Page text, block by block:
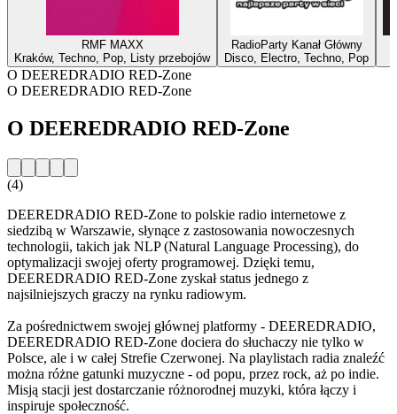
RMF MAXX
Kraków, Techno, Pop, Listy przebojów
RadioParty Kanał Główny
Disco, Electro, Techno, Pop
O DEEREDRADIO RED-Zone
O DEEREDRADIO RED-Zone
O DEEREDRADIO RED-Zone
(4)
DEEREDRADIO RED-Zone to polskie radio internetowe z
siedzibą w Warszawie, słynące z zastosowania nowoczesnych
technologii, takich jak NLP (Natural Language Processing), do
optymalizacji swojej oferty programowej. Dzięki temu,
DEEREDRADIO RED-Zone zyskał status jednego z
najsilniejszych graczy na rynku radiowym.
Za pośrednictwem swojej głównej platformy - DEEREDRADIO,
DEEREDRADIO RED-Zone dociera do słuchaczy nie tylko w
Polsce, ale i w całej Strefie Czerwonej. Na playlistach radia znaleźć
można różne gatunki muzyczne - od popu, przez rock, aż po indie.
Misją stacji jest dostarczanie różnorodnej muzyki, która łączy i
inspiruje społeczność.